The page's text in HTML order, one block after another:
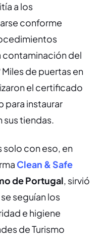
a los
conforme
contaminación del
de puertas en
el certificado
para instaurar
sus tiendas.
solo con eso, en
Clean & Safe
de Portugal, sirvió
seguían los
e higiene
de Turismo